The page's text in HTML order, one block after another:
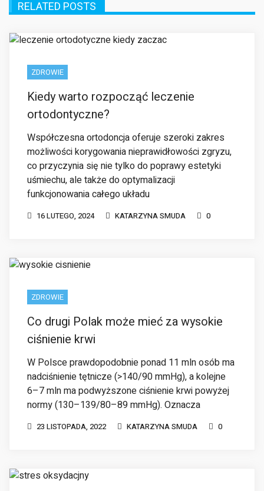
Kiedy warto rozpocząć leczenie
ortodontyczne?
Współczesna ortodoncja oferuje szeroki zakres
możliwości korygowania nieprawidłowości zgryzu,
co przyczynia się nie tylko do poprawy estetyki
uśmiechu, ale także do optymalizacji
funkcjonowania całego układu
16 LUTEGO, 2024 KATARZYNA SMUDA
Co drugi Polak może mieć za wysokie
ciśnienie krwi
W Polsce prawdopodobnie ponad 11 mln osób ma
nadciśnienie tętnicze (>140/90 mmHg), a kolejne
6–7 mln ma podwyższone ciśnienie krwi powyżej
normy (130–139/80–89 mmHg). Oznacza
23 LISTOPADA, 2022 KATARZYNA SMUDA